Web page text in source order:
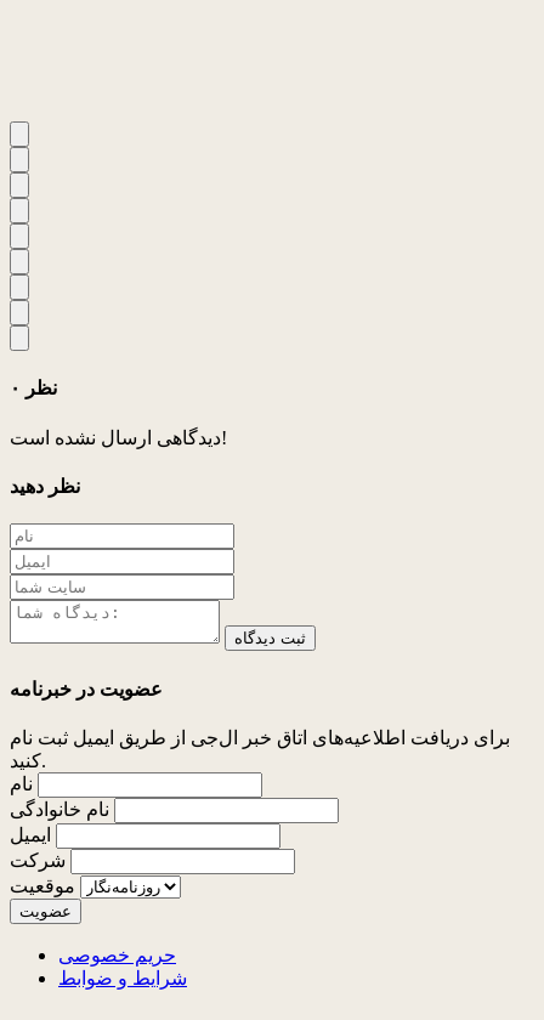
۰ نظر
دیدگاهی ارسال نشده است!
نظر دهید
ثبت دیدگاه
عضویت در خبرنامه
برای دریافت اطلاعیه‌های اتاق خبر ال‌جی از طریق ایمیل ثبت نام
کنید.
نام
نام خانوادگی
ایمیل
شرکت
موقعیت
حریم خصوصی
شرایط و ضوابط